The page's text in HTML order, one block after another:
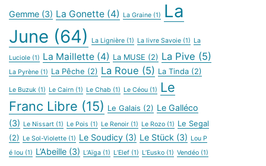
Gemme (3) La Gonette (4) La Graine (1)
La
June (64) La Lignière (1) La livre Savoie (1) La
Luciole (1) La Maillette (4) La MUSE (2) La Pive (5)
La Pyrène (1) La Pêche (2) La Roue (5) La Tinda (2)
Le Buzuk (1) Le Cairn (1) Le Chab (1) Le Céou (1)
Le
Franc Libre (15) Le Galais (2) Le Galléco
(3) Le Nissart (1) Le Pois (1) Le Renoir (1) Le Rozo (1) Le Segal
(2) Le Sol-Violette (1) Le Soudicy (3) Le Stück (3) Lou P
é lou (1) L’Abeille (3) L’Aïga (1) L’Elef (1) L’Eusko (1) Vendéo (1)